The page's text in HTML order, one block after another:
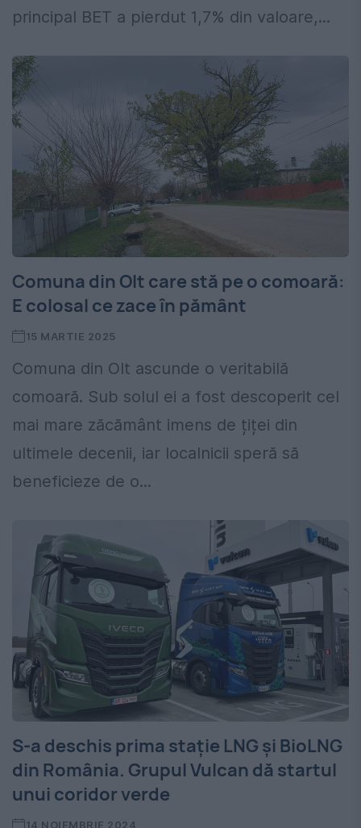
principal BET a pierdut 1,7% din valoare,...
Comuna din Olt care stă pe o comoară:
E colosal ce zace în pământ
15 MARTIE 2025
Comuna din Olt ascunde o veritabilă
comoară. Sub solul ei a fost descoperit cel
mai mare zăcământ imens de țiței din
ultimele decenii, iar localnicii speră să
beneficieze de o...
S-a deschis prima stație LNG și BioLNG
din România. Grupul Vulcan dă startul
unui coridor verde
14 NOIEMBRIE 2024